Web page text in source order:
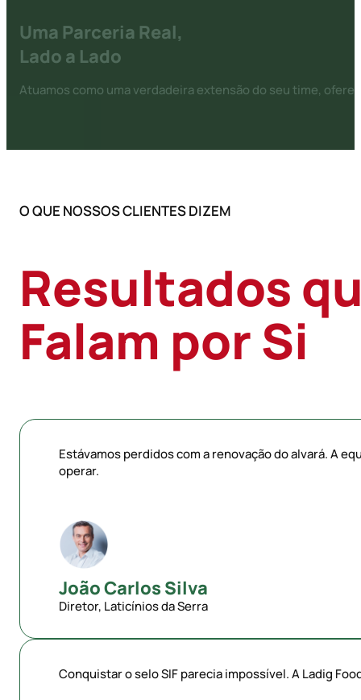
Uma Parceria Real,
Lado a Lado
Atuamos como uma verdadeira extensão do seu time,
O QUE NOSSOS CLIENTES DIZEM
Resultados
Falam por Si
Estávamos perdidos com a renovação do alvará. A
operar.
João Carlos Silva
Diretor, Laticínios da Serra
Conquistar o selo SIF parecia impossível. A Ladig